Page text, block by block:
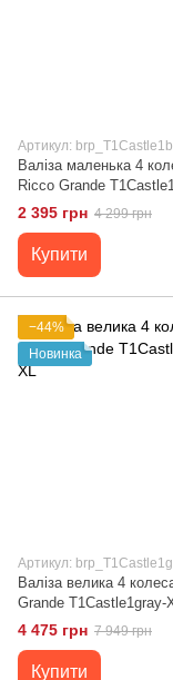
Артикул:
Валіза маленька 4
Ricco Grande
2 395 грн 4 299 грн
Купити
−44%
Новинка
Артикул:
Валіза велика 4
Grande T1Castle1gray-
4 475 грн 7 949 грн
Купити